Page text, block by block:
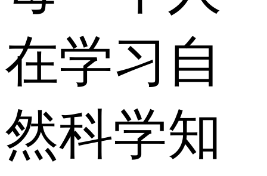
在学习自
然科学知